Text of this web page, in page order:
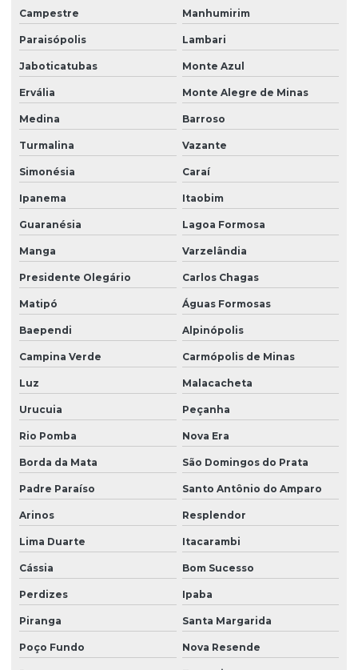
Campestre Manhumirim
Paraisópolis Lambari
Jaboticatubas Monte Azul
Ervália Monte Alegre de Minas
Medina Barroso
Turmalina Vazante
Simonésia Caraí
Ipanema Itaobim
Guaranésia Lagoa Formosa
Manga Varzelândia
Presidente Olegário Carlos Chagas
Matipó Águas Formosas
Baependi Alpinópolis
Campina Verde Carmópolis de Minas
Luz Malacacheta
Urucuia Peçanha
Rio Pomba Nova Era
Borda da Mata São Domingos do Prata
Padre Paraíso Santo Antônio do Amparo
Arinos Resplendor
Lima Duarte Itacarambi
Cássia Bom Sucesso
Perdizes Ipaba
Piranga Santa Margarida
Poço Fundo Nova Resende